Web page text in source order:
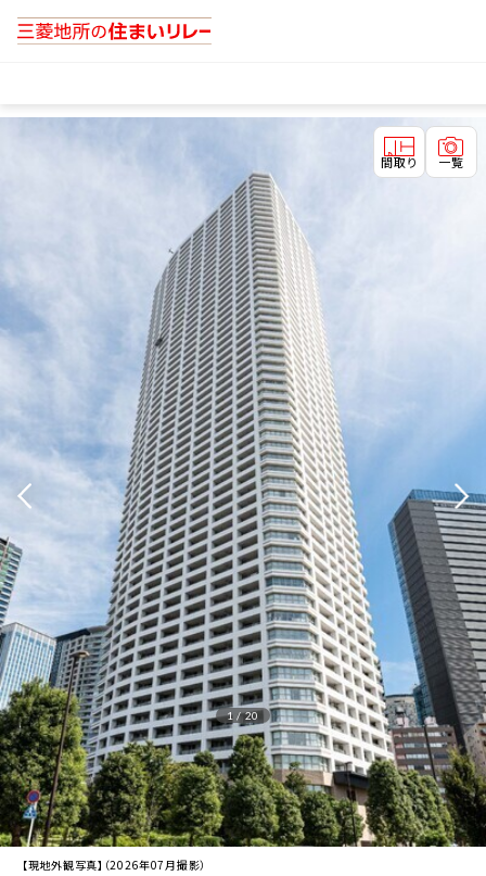
【現地外観写真】（2026年07月撮影）
1 / 20
間取り 一覧